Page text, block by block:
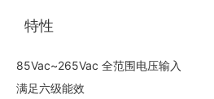
特性
85Vac~265Vac 全范围电压输入
满足六级能效